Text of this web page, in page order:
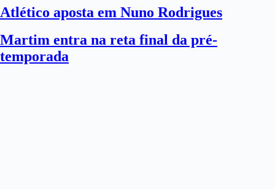
Atlético aposta em Nuno Rodrigues
Martim entra na reta final da pré-
temporada